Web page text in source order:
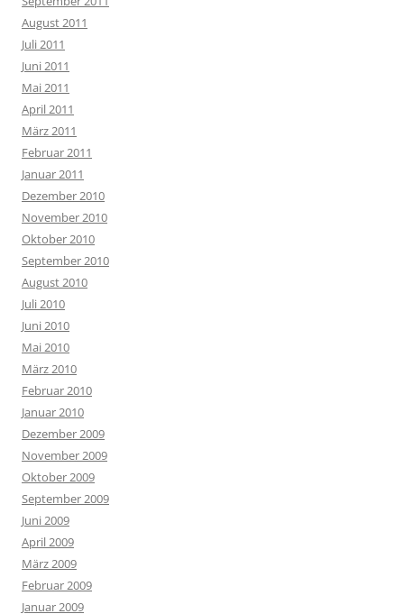
August 2011
Juli 2011
Juni 2011
Mai 2011
April 2011
März 2011
Februar 2011
Januar 2011
Dezember 2010
November 2010
Oktober 2010
September 2010
August 2010
Juli 2010
Juni 2010
Mai 2010
März 2010
Februar 2010
Januar 2010
Dezember 2009
November 2009
Oktober 2009
September 2009
Juni 2009
April 2009
März 2009
Februar 2009
Januar 2009